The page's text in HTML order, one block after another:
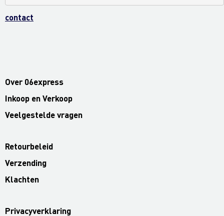
contact
Over 06express
Inkoop en Verkoop
Veelgestelde vragen
Retourbeleid
Verzending
Klachten
Privacyverklaring